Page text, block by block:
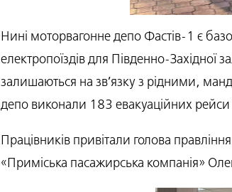
Нині моторвагонне депо Фастів-1 є
електропоїздів для Південно-Західної
залишаються на зв’язку з рідними,
депо виконали 183 евакуаційних рейси
Працівників привітали голова
«Приміська пасажирська компанія»